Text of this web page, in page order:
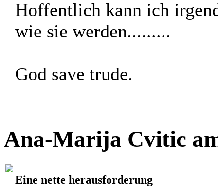
nicht vorstellen, dass
bzw. wollten.
Hoffentlich kann ich
God save trude.